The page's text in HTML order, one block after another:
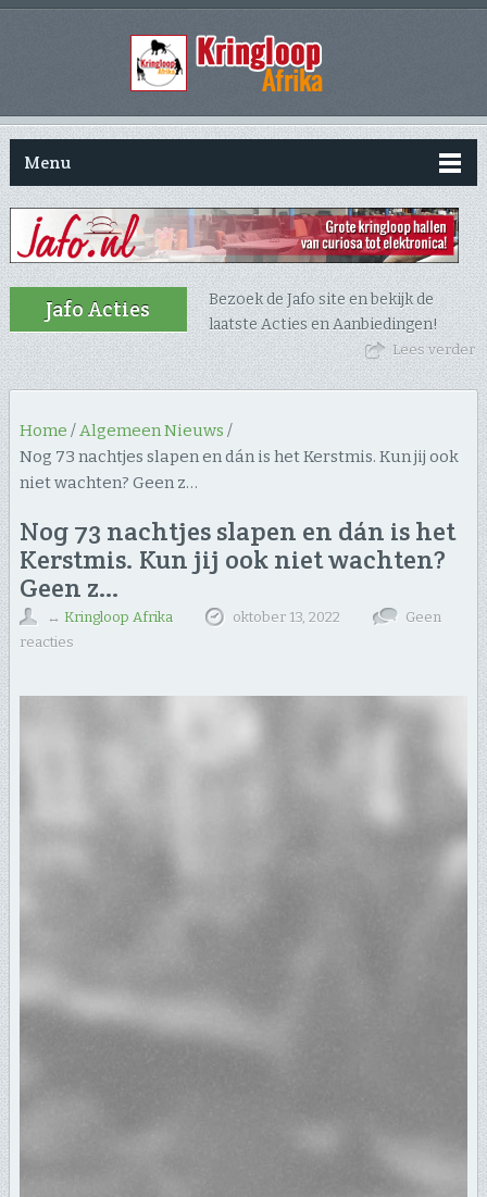
Menu
Jafo Acties
Bezoek de Jafo site en bekijk de
laatste Acties en Aanbiedingen!
Lees verder
Home /Algemeen Nieuws /
Nog 73 nachtjes slapen en dán is het Kerstmis. Kun jij ook
niet wachten? Geen z…
Nog 73 nachtjes slapen en dán is het
Kerstmis. Kun jij ook niet wachten?
Geen z…
↔ Kringloop Afrika oktober 13, 2022
Geen
reacties